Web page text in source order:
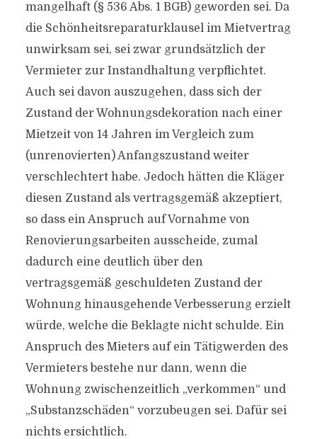
mangelhaft (§ 536 Abs. 1 BGB) geworden sei. Da
die Schönheitsreparaturklausel im Mietvertrag
unwirksam sei, sei zwar grundsätzlich der
Vermieter zur Instandhaltung verpflichtet.
Auch sei davon auszugehen, dass sich der
Zustand der Wohnungsdekoration nach einer
Mietzeit von 14 Jahren im Vergleich zum
(unrenovierten) Anfangszustand weiter
verschlechtert habe. Jedoch hätten die Kläger
diesen Zustand als vertragsgemäß akzeptiert,
so dass ein Anspruch auf Vornahme von
Renovierungsarbeiten ausscheide, zumal
dadurch eine deutlich über den
vertragsgemäß geschuldeten Zustand der
Wohnung hinausgehende Verbesserung erzielt
würde, welche die Beklagte nicht schulde. Ein
Anspruch des Mieters auf ein Tätigwerden des
Vermieters bestehe nur dann, wenn die
Wohnung zwischenzeitlich „verkommen“ und
„Substanzschäden“ vorzubeugen sei. Dafür sei
nichts ersichtlich.